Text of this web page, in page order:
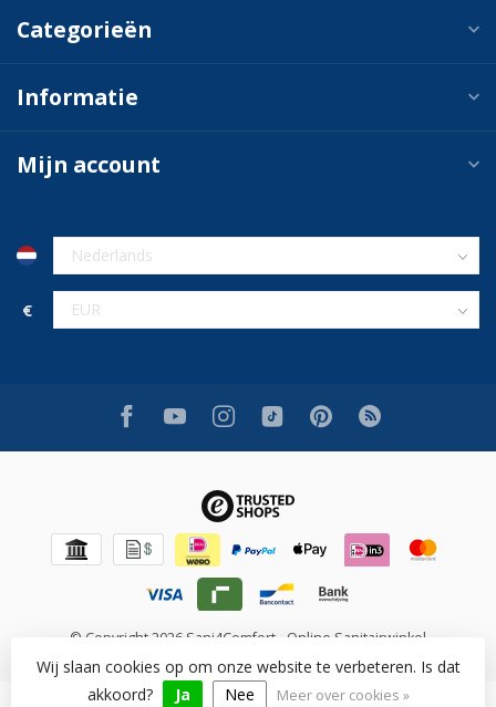
Categorieën
Informatie
Mijn account
€
© Copyright 2026 Sani4Comfort - Online Sanitairwinkel
Beoordeling op [review_system] voor [shop_name]: [rating]/10
Wij slaan cookies op om onze website te verbeteren. Is dat
akkoord?
Ja Nee Meer over cookies »